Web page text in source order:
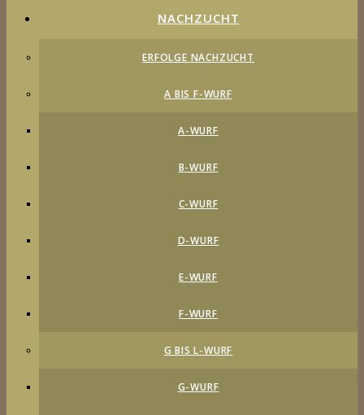
NACHZUCHT
ERFOLGE NACHZUCHT
A BIS F-WURF
A-WURF
B-WURF
C-WURF
D-WURF
E-WURF
F-WURF
G BIS L-WURF
G-WURF